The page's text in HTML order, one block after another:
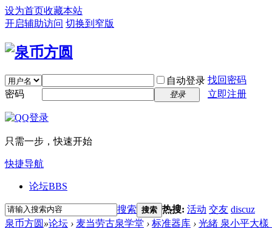
设为首页收藏本站
开启辅助访问 切换到窄版
自动登录 找回密码
密码
登录 立即注册
只需一步，快速开始
快捷导航
论坛BBS
搜索 搜索 热搜: 活动 交友 discuz
泉币方圆 »论坛 › 麦当劳古泉学堂 › 标准器库 › 光緒 泉小平大樣